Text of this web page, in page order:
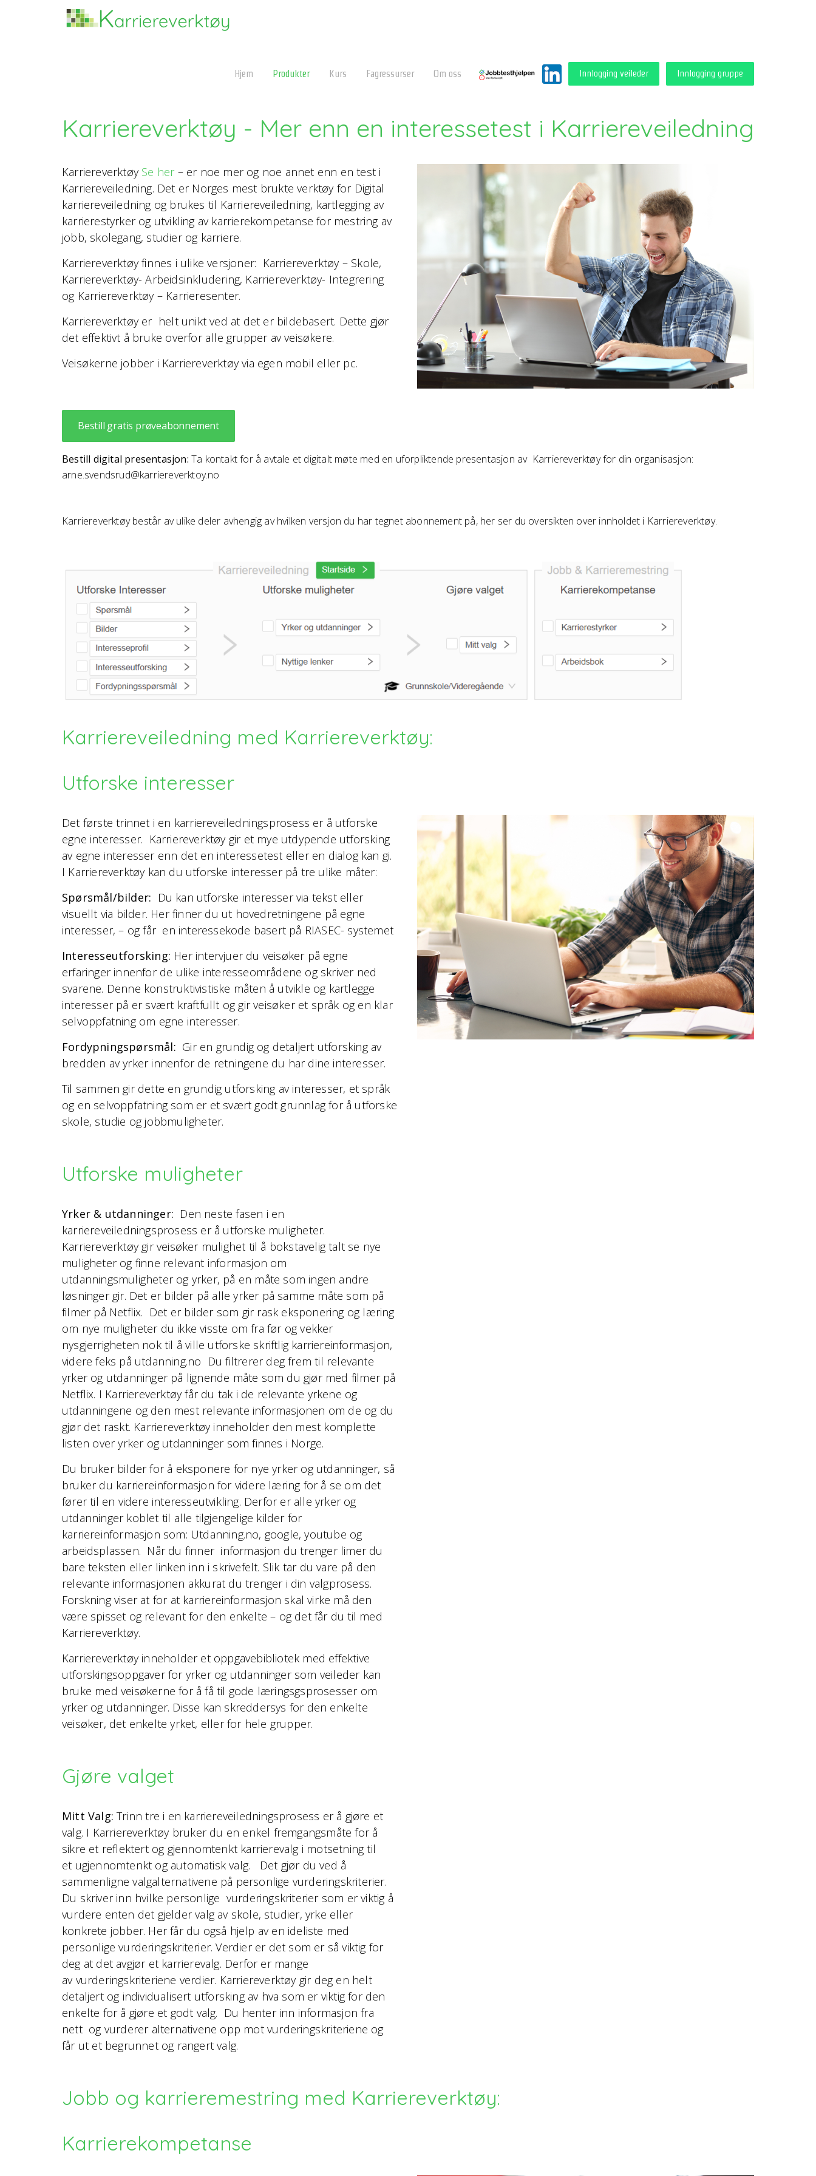
Hjem Produkter Kurs Fagressurser Om oss Innlogging veileder Innlogging gruppe
Karriereverktøy - Mer enn en interessetest i Karriereveiledning
Karriereverktøy Se her – er noe mer og noe annet enn en test i
Karriereveiledning. Det er Norges mest brukte verktøy for Digital
karriereveiledning og brukes til Karriereveiledning, kartlegging av
karrierestyrker og utvikling av karrierekompetanse for mestring av
jobb, skolegang, studier og karriere.
Karriereverktøy finnes i ulike versjoner: Karriereverktøy – Skole,
Karriereverktøy- Arbeidsinkludering, Karriereverktøy- Integrering
og Karriereverktøy – Karrieresenter.
Karriereverktøy er helt unikt ved at det er bildebasert. Dette gjør
det effektivt å bruke overfor alle grupper av veisøkere.
Veisøkerne jobber i Karriereverktøy via egen mobil eller pc.
Bestill gratis prøveabonnement
Bestill digital presentasjon: Ta kontakt for å avtale et digitalt møte med en uforpliktende presentasjon av Karriereverktøy for din organisasjon:
arne.svendsrud@karriereverktoy.no
Karriereverktøy består av ulike deler avhengig av hvilken versjon du har tegnet abonnement på, her ser du oversikten over innholdet i Karriereverktøy.
Karriereveiledning med Karriereverktøy:
Utforske interesser
Det første trinnet i en karriereveiledningsprosess er å utforske
egne interesser. Karriereverktøy gir et mye utdypende utforsking
av egne interesser enn det en interessetest eller en dialog kan gi.
I Karriereverktøy kan du utforske interesser på tre ulike måter:
Spørsmål/bilder: Du kan utforske interesser via tekst eller
visuellt via bilder. Her finner du ut hovedretningene på egne
interesser, – og får en interessekode basert på RIASEC- systemet
Interesseutforsking: Her intervjuer du veisøker på egne
erfaringer innenfor de ulike interesseområdene og skriver ned
svarene. Denne konstruktivistiske måten å utvikle og kartlegge
interesser på er svært kraftfullt og gir veisøker et språk og en klar
selvoppfatning om egne interesser.
Fordypningspørsmål: Gir en grundig og detaljert utforsking av
bredden av yrker innenfor de retningene du har dine interesser.
Til sammen gir dette en grundig utforsking av interesser, et språk
og en selvoppfatning som er et svært godt grunnlag for å utforske
skole, studie og jobbmuligheter.
Utforske muligheter
Yrker & utdanninger: Den neste fasen i en
karriereveiledningsprosess er å utforske muligheter.
Karriereverktøy gir veisøker mulighet til å bokstavelig talt se nye
muligheter og finne relevant informasjon om
utdanningsmuligheter og yrker, på en måte som ingen andre
løsninger gir. Det er bilder på alle yrker på samme måte som på
filmer på Netflix. Det er bilder som gir rask eksponering og læring
om nye muligheter du ikke visste om fra før og vekker
nysgjerrigheten nok til å ville utforske skriftlig karriereinformasjon,
videre feks på utdanning.no Du filtrerer deg frem til relevante
yrker og utdanninger på lignende måte som du gjør med filmer på
Netflix. I Karriereverktøy får du tak i de relevante yrkene og
utdanningene og den mest relevante informasjonen om de og du
gjør det raskt. Karriereverktøy inneholder den mest komplette
listen over yrker og utdanninger som finnes i Norge.
Du bruker bilder for å eksponere for nye yrker og utdanninger, så
bruker du karriereinformasjon for videre læring for å se om det
fører til en videre interesseutvikling. Derfor er alle yrker og
utdanninger koblet til alle tilgjengelige kilder for
karriereinformasjon som: Utdanning.no, google, youtube og
arbeidsplassen. Når du finner informasjon du trenger limer du
bare teksten eller linken inn i skrivefelt. Slik tar du vare på den
relevante informasjonen akkurat du trenger i din valgprosess.
Forskning viser at for at karriereinformasjon skal virke må den
være spisset og relevant for den enkelte – og det får du til med
Karriereverktøy.
Karriereverktøy inneholder et oppgavebibliotek med effektive
utforskingsoppgaver for yrker og utdanninger som veileder kan
bruke med veisøkerne for å få til gode læringsgsprosesser om
yrker og utdanninger. Disse kan skreddersys for den enkelte
veisøker, det enkelte yrket, eller for hele grupper.
Gjøre valget
Mitt Valg: Trinn tre i en karriereveiledningsprosess er å gjøre et
valg. I Karriereverktøy bruker du en enkel fremgangsmåte for å
sikre et reflektert og gjennomtenkt karrierevalg i motsetning til
et ugjennomtenkt og automatisk valg.
Det gjør du ved å
sammenligne valgalternativene på personlige vurderingskriterier.
Du skriver inn hvilke personlige vurderingskriterier som er viktig å
vurdere enten det gjelder valg av skole, studier, yrke eller
konkrete jobber. Her får du også hjelp av en ideliste med
personlige vurderingskriterier. Verdier er det som er så viktig for
deg at det avgjør et karrierevalg. Derfor er mange
av vurderingskriteriene verdier. Karriereverktøy gir deg en helt
detaljert og individualisert utforsking av hva som er viktig for den
enkelte for å gjøre et godt valg. Du henter inn informasjon fra
nett og vurderer alternativene opp mot vurderingskriteriene og
får ut et begrunnet og rangert valg.
Jobb og karrieremestring med Karriereverktøy:
Karrierekompetanse